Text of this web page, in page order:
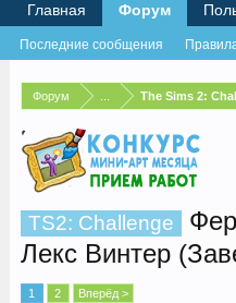
Форум The Sims 2:
TS2: Challenge
Лекс Винтер
1 2 Вперёд >
Главная Форум
Последние сообщения